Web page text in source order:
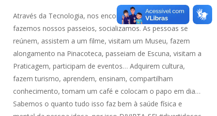
Através da Tecnologia, nos encontramos. E quando
fazemos nossos passeios, socializamos. As pessoas se
reúnem, assistem a um filme, visitam um Museu, fazem
alongamento na Pinacoteca, passeiam de Escuna, visitam a
Praticagem, participam de eventos… Adquirem cultura,
fazem turismo, aprendem, ensinam, compartilham
conhecimento, tomam um café e colocam o papo em dia…
Sabemos o quanto tudo isso faz bem à saúde física e